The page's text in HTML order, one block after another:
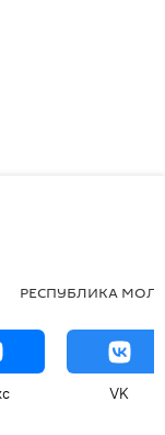
РЕСПУБЛИКА
VK